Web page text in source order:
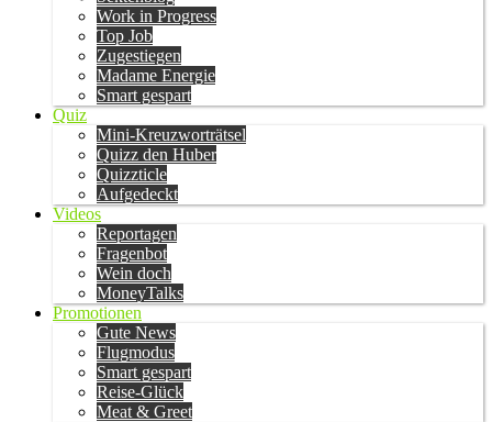
Work in Progress
Top Job
Zugestiegen
Madame Energie
Smart gespart
Quiz
Mini-Kreuzworträtsel
Quizz den Huber
Quizzticle
Aufgedeckt
Videos
Reportagen
Fragenbot
Wein doch
MoneyTalks
Promotionen
Gute News
Flugmodus
Smart gespart
Reise-Glück
Meat & Greet